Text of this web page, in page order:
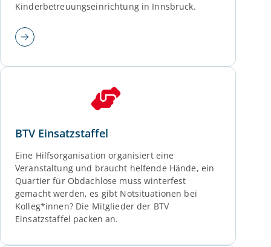
Kinderbetreuungseinrichtung in Innsbruck.
BTV Einsatzstaffel
Eine Hilfsorganisation organisiert eine
Veranstaltung und braucht helfende Hände, ein
Quartier für Obdachlose muss winterfest
gemacht werden, es gibt Notsituationen bei
Kolleg*innen? Die Mitglieder der BTV
Einsatzstaffel packen an.